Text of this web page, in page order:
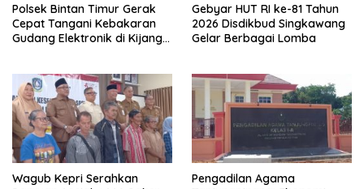
Polsek Bintan Timur Gerak
Cepat Tangani Kebakaran
Gudang Elektronik di Kijang
Gebyar HUT RI ke-81 Tahun
2026 Disdikbud Singkawang
Gelar Berbagai Lomba
Wagub Kepri Serahkan
Pengadilan Agama